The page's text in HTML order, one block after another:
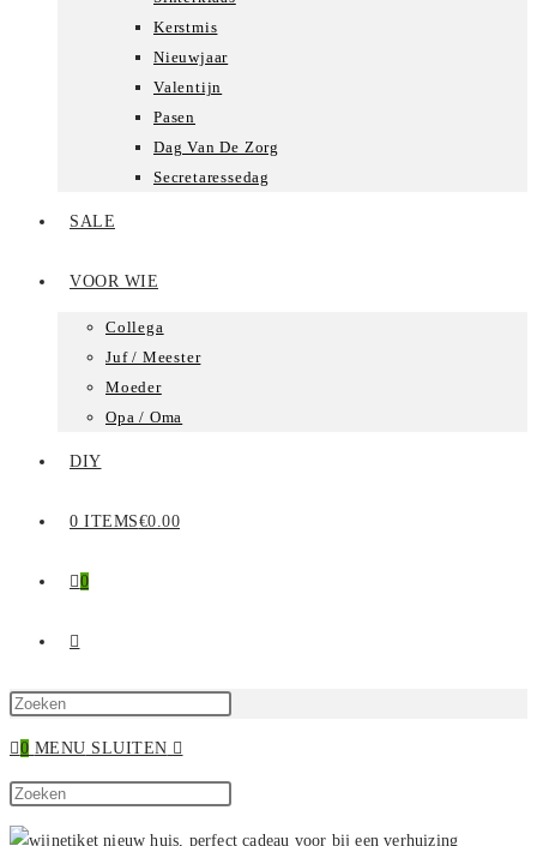
Kerstmis
Nieuwjaar
Valentijn
Pasen
Dag Van De Zorg
Secretaressedag
SALE
VOOR WIE
Collega
Juf / Meester
Moeder
Opa / Oma
DIY
0 ITEMS€0.00
0
TOGGLE
ZOEKEN
0 MENU SLUITEN
Zoek
op